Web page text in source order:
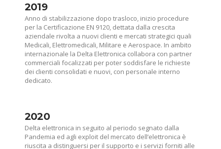
2019
Anno di stabilizzazione dopo trasloco, inizio procedure
per la Certificazione EN 9120, dettata dalla crescita
aziendale rivolta a nuovi clienti e mercati strategici quali
Medicali, Elettromedicali, Militare e Aerospace. In ambito
internazionale la Delta Elettronica collabora con partner
commerciali focalizzati per poter soddisfare le richieste
dei clienti consolidati e nuovi, con personale interno
dedicato.
2020
Delta elettronica in seguito al periodo segnato dalla
Pandemia ed agli exploit del mercato dell’elettronica è
riuscita a distinguersi per il supporto e i servizi forniti alle